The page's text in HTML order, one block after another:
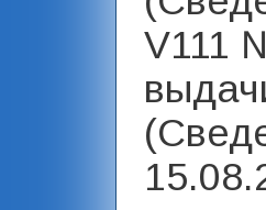
V111